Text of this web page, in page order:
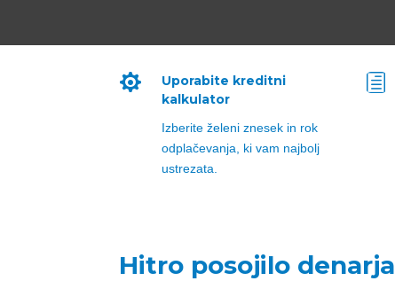

Uporabite kreditni
kalkulator
Izberite želeni znesek in rok
odplačevanja, ki vam najbolj
ustrezata.
h
Hitro posojilo denarja